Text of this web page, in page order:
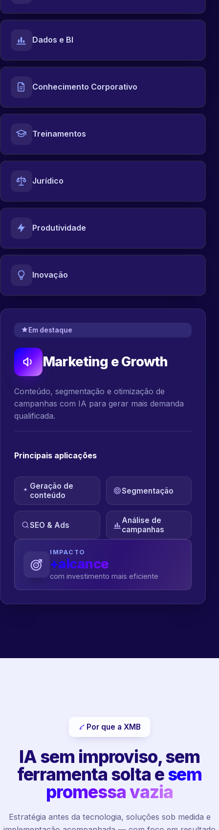
Dados e BI
Conhecimento Corporativo
Treinamentos
Jurídico
Produtividade
Inovação
Em destaque
Marketing e Growth
Conteúdo, segmentação e otimização de
campanhas com IA para gerar mais demanda
qualificada.
Principais aplicações
Geração de
conteúdo
Segmentação
SEO & Ads
Análise de
campanhas
IMPACTO
+alcance
com investimento mais eficiente
Por que a XMB
IA sem improviso, sem
ferramenta solta esem
promessa vazia
Estratégia antes da tecnologia, soluções sob medida e